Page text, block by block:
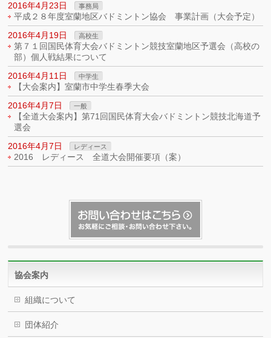
2016年4月23日
事務局
平成２８年度室蘭地区バドミントン協会 事業計画（大会予定）
2016年4月19日
高校生
第７１回国民体育大会バドミントン競技室蘭地区予選会（高校の
部）個人戦結果について
2016年4月11日
中学生
【大会案内】室蘭市中学生春季大会
2016年4月7日
一般
【全道大会案内】第71回国民体育大会バドミントン競技北海道予
選会
2016年4月7日
レディース
2016 レディース 全道大会開催要項（案）
協会案内
組織について
団体紹介